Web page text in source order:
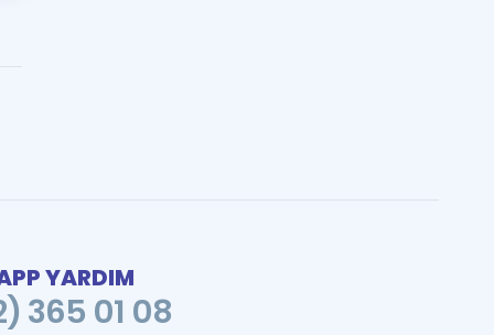
YARDIM
365 01 08